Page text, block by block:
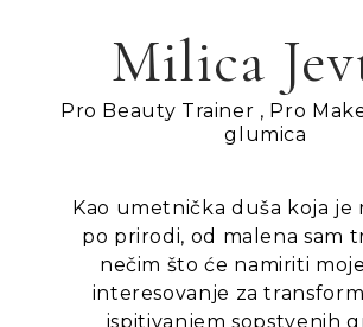
Milica
Pro Beauty Trainer , Pro
glumica
Kao umetnička duša koja je
po prirodi, od malena sam
nečim što će namiriti
interesovanje za
ispitivanjem sopstvenih